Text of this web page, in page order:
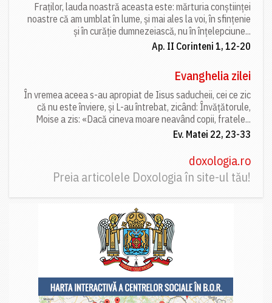
Fraților, lauda noastră aceasta este: mărturia conștiinței
noastre că am umblat în lume, și mai ales la voi, în sfințenie
și în curăție dumnezeiască, nu în înțelepciune...
Ap. II Corinteni 1, 12-20
Evanghelia zilei
În vremea aceea s-au apropiat de Iisus saducheii, cei ce zic
că nu este înviere, și L-au întrebat, zicând: Învățătorule,
Moise a zis: «Dacă cineva moare neavând copii, fratele...
Ev. Matei 22, 23-33
doxologia.ro
Preia articolele Doxologia în site-ul tău!